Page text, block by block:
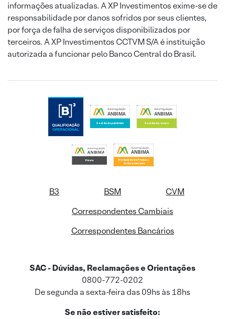
informações atualizadas. A XP Investimentos exime-se de
responsabilidade por danos sofridos por seus clientes,
por força de falha de serviços disponibilizados por
terceiros. A XP Investimentos CCTVM S/A é instituição
autorizada a funcionar pelo Banco Central do Brasil.
B3 BSM
CVM
Correspondentes Cambiais
Correspondentes Bancários
SAC - Dúvidas, Reclamações e Orientações
0800-772-0202
De segunda a sexta-feira das 09hs às 18hs
Se não estiver satisfeito: